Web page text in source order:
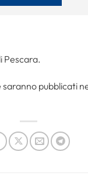
Pescara.
pubblicati